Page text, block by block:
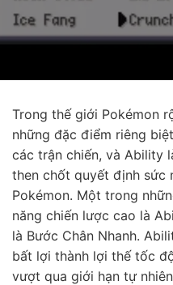
Trong thế giới Pokémon
những đặc điểm riêng
các trận chiến, và Ability
then chốt quyết định sức
Pokémon. Một trong
năng chiến lược cao là
là Bước Chân Nhanh.
bất lợi thành lợi thế tốc
vượt qua giới hạn tự